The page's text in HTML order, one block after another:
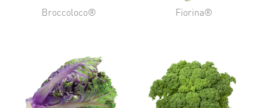
Broccoloco® Fiorina®